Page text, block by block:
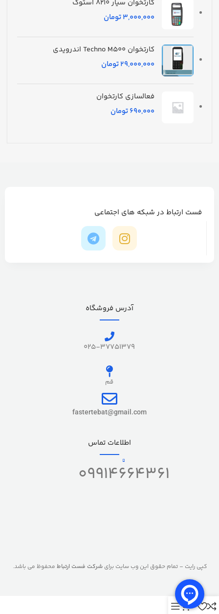
کارتخوان سیار 8210 استوک
تومان
کارتخوان Techno M500 اندرویدی
تومان
فعالسازی کارتخوان
تومان
فست ارتباط در شبکه های اجتماعی
آدرس فروشگاه
025-37751379
قم
fastertebat@gmail.com
اطلاعات تماس
09914664361
کپی رایت – تمام حقوق این وب سایت برایشرکت فست ارتباط محفوظ می باشد.
0